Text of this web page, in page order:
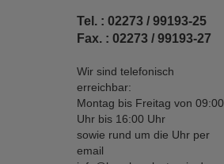
Tel. : 02273 / 99193-25
Fax. : 02273 / 99193-27
Wir sind telefonisch
erreichbar:
Montag bis Freitag von 09:00
Uhr bis 16:00 Uhr
sowie rund um die Uhr per
email